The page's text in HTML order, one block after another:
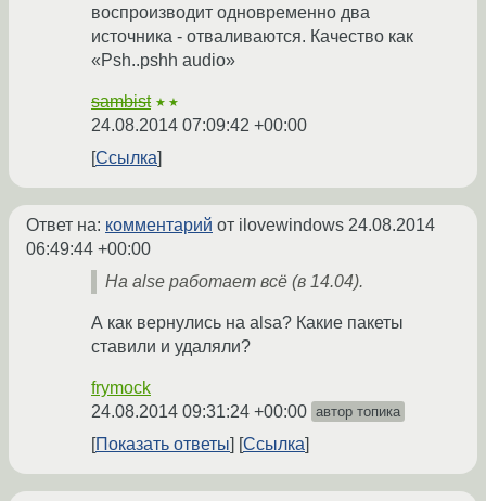
воспроизводит одновременно два
источника - отваливаются. Качество как
«Psh..pshh audio»
sambist ★★
24.08.2014 07:09:42 +00:00
Ссылка
Ответ на: комментарий от ilovewindows 24.08.2014
06:49:44 +00:00
На alse работает всё (в 14.04).
А как вернулись на alsa? Какие пакеты
ставили и удаляли?
frymock
24.08.2014 09:31:24 +00:00 автор топика
Показать ответы Ссылка